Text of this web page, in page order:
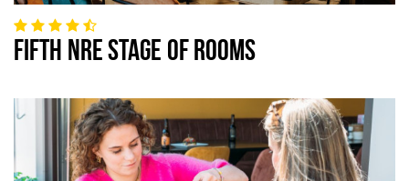
FIFTH NRE STAGE OF ROOMS